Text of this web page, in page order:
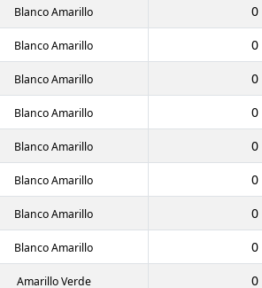
Blanco Amarillo
0
Blanco Amarillo
0
Blanco Amarillo
0
Blanco Amarillo
0
Blanco Amarillo
0
Blanco Amarillo
0
Blanco Amarillo
0
Blanco Amarillo
0
Amarillo Verde
0